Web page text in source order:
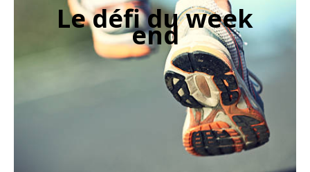
Le défi du week
end